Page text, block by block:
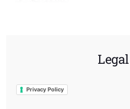
Legal
Privacy Policy